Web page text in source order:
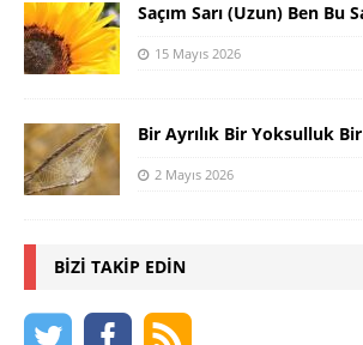
Saçım Sarı (Uzun) Ben Bu
15 Mayıs 2026
Bir Ayrılık Bir Yoksulluk
2 Mayıs 2026
BIZI TAKIP EDIN